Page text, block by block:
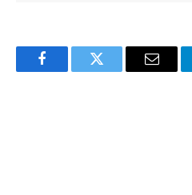
FacebookTwitter Email